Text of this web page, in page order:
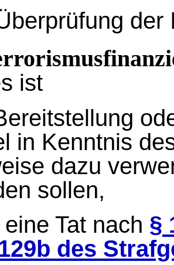
der
ist
in Kenntnis
dazu
sollen,
Tat nach §
des